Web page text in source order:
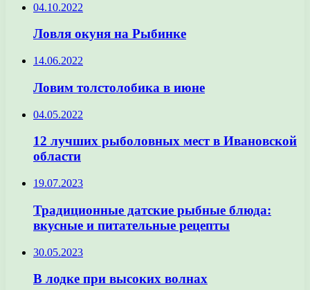
04.10.2022
Ловля окуня на Рыбинке
14.06.2022
Ловим толстолобика в июне
04.05.2022
12 лучших рыболовных мест в Ивановской
области
19.07.2023
Традиционные датские рыбные блюда:
вкусные и питательные рецепты
30.05.2023
В лодке при высоких волнах